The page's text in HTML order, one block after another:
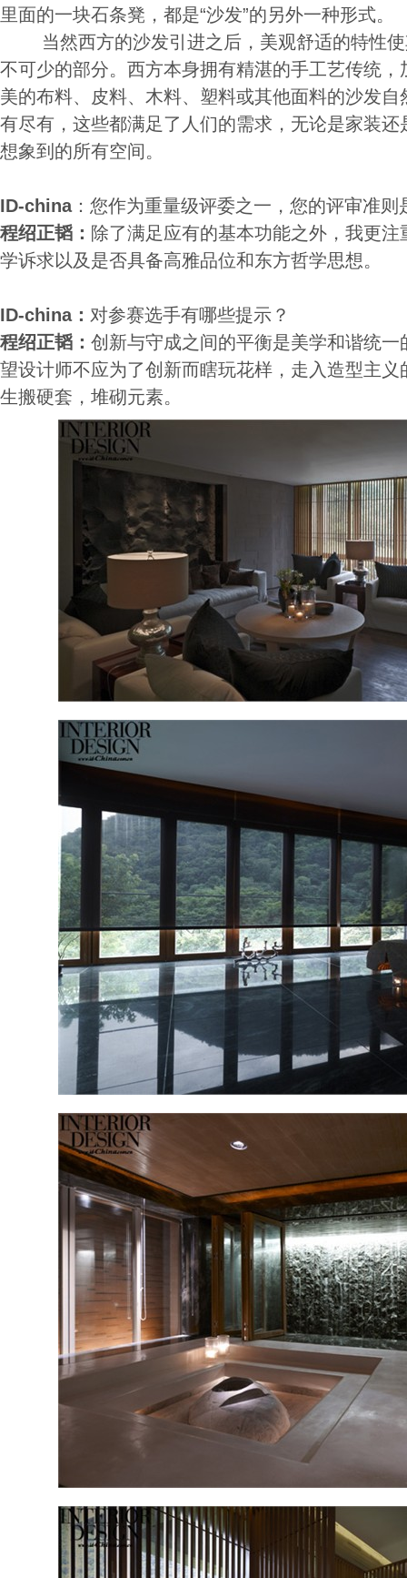
里面的一块石条凳，都是“沙发”的另外一种形式。
当然西方的沙发引进之后，美观舒适的特性使
不可少的部分。西方本身拥有精湛的手工艺传统
美的布料、皮料、木料、塑料或其他面料的沙发
有尽有，这些都满足了人们的需求，无论是家装
想象到的所有空间。
ID-china：您作为重量级评委之一，您的评审准则
程绍正韬： 除了满足应有的基本功能之外，我更
学诉求以及是否具备高雅品位和东方哲学思想。
ID-china： 对参赛选手有哪些提示？
程绍正韬： 创新与守成之间的平衡是美学和谐统
望设计师不应为了创新而瞎玩花样，走入造型主
生搬硬套，堆砌元素。